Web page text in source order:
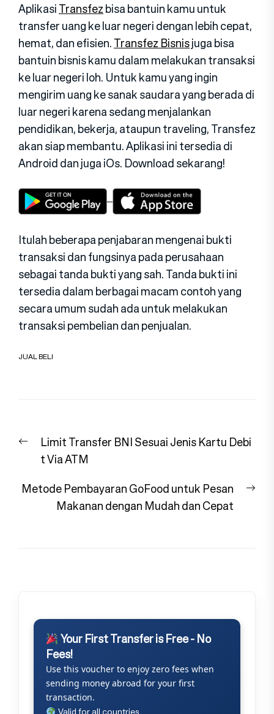
AplikasiTransfezbisa bantuin kamu untuk
transfer uang ke luar negeri dengan lebih cepat,
hemat, dan efisien.Transfez Bisnisjuga bisa
bantuin bisnis kamu dalam melakukan transaksi
ke luar negeri loh. Untuk kamu yang ingin
mengirim uang ke sanak saudara yang berada di
luar negeri karena sedang menjalankan
pendidikan, bekerja, ataupun traveling, Transfez
akan siap membantu. Aplikasi ini tersedia di
Android dan juga iOs. Download sekarang!
Itulah beberapa penjabaran mengenai bukti
transaksi dan fungsinya pada perusahaan
sebagai tanda bukti yang sah. Tanda bukti ini
tersedia dalam berbagai macam contoh yang
secara umum sudah ada untuk melakukan
transaksi pembelian dan penjualan.
JUAL BELI
pos
Previous
post:
Limit Transfer BNI Sesuai Jenis Kartu Debi
t Via ATM
Metode Pembayaran GoFood untuk Pesan
Makanan dengan Mudah dan Cepat
Your First Transfer is Free - No
Fees!
Use this voucher to enjoy zero fees when
sending money abroad for your first
transaction.